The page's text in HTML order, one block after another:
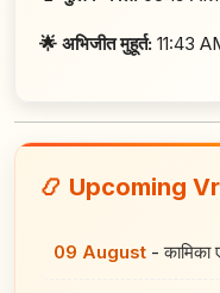
🌟 अभिजीत मुहूर्त: 11:43
📿 Upcoming
09 August -कामिका